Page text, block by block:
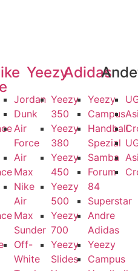
Jordan
Dunk
Air
Force
Air
Max
Nike
Air
Max
Sunder
Off-
White
Yeezy
Yeezy
350
Yeezy
380
Yeezy
450
Yeezy
500
Yeezy
700
Yeezy
Slides
Adidas
Yeezy
Campus
Handball
Spezial
Samba
Forum
84
Superstar
Andre
Adidas
Yeezy
Campus